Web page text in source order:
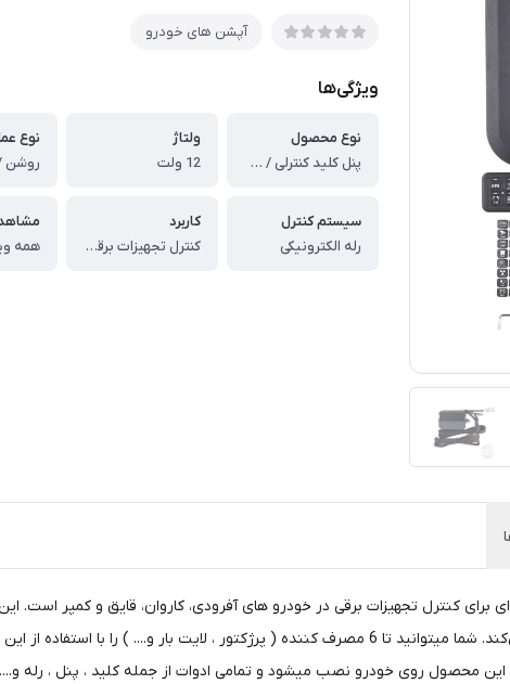
آپشن های خودرو
ویژگی‌ها
نوع محصول
پنل کلید کنترلی / سوییچ پنل
ولتاژ
12 ولت
نوع
سیستم کنترل
رله الکترونیکی
کاربرد
کنترل تجهیزات برقی و روشنایی خودرو
همه
این محصول روی خودرو نصب میشود و تمامی ادوات از جمله کلید ، پنل ،